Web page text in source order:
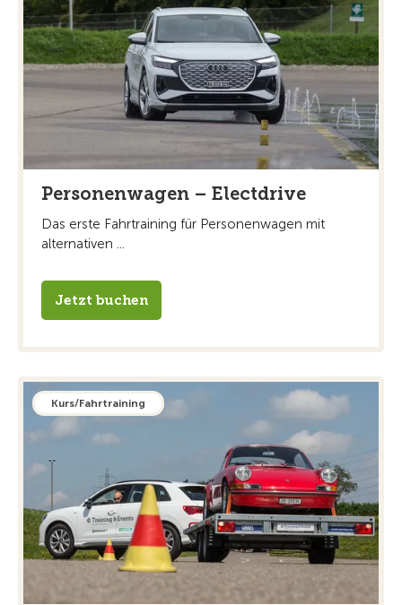
Personenwagen – Electdrive
Das erste Fahrtraining für Personenwagen mit
alternativen ...
Jetzt buchen
Kurs/Fahrtraining